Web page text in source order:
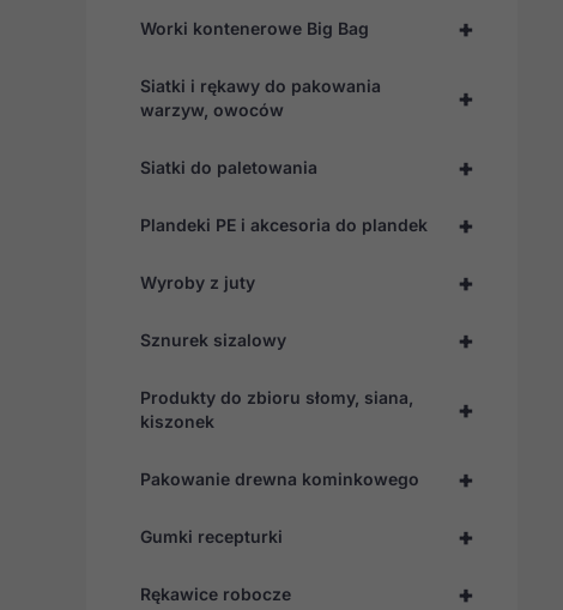
+
Worki kontenerowe Big Bag
+
Siatki i rękawy do pakowania
warzyw, owoców
+
Siatki do paletowania
+
Plandeki PE i akcesoria do plandek
+
Wyroby z juty
+
Sznurek sizalowy
+
Produkty do zbioru słomy, siana,
kiszonek
+
Pakowanie drewna kominkowego
+
Gumki recepturki
+
Rękawice robocze